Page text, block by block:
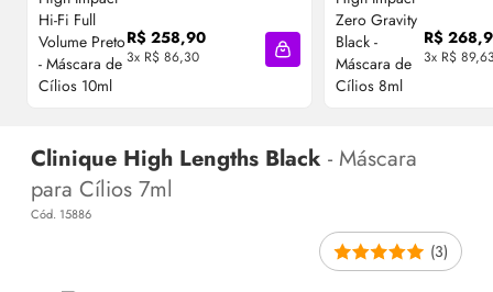
R$ 258,90
3x R$ 86,30 Adicionar à sacola
R$
3x R$
Clinique High Lengths Black - Máscara
para Cílios 7ml
Cód. 15886
(3)